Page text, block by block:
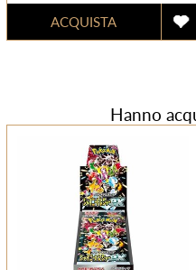
Hanno